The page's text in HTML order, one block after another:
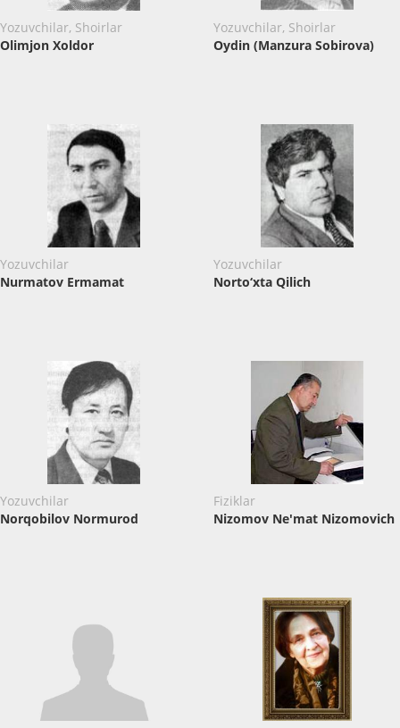
Yozuvchilar, Shoirlar
Olimjon Xoldor
Yozuvchilar, Shoirlar
Oydin (Manzura Sobirova)
Yozuvchilar
Nurmatov Ermamat
Yozuvchilar
Norto‘xta Qilich
Yozuvchilar
Norqobilov Normurod
Fiziklar
Nizomov Ne'mat Nizomovich